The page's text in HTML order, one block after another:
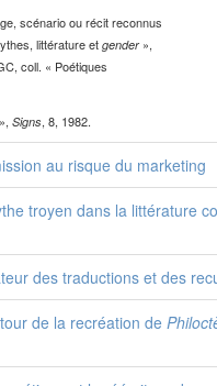
scénario ou récit reconnus
littérature etgender»,
coll. « Poétiques
Signs, 8, 1982.
au risque du marketing
troyen dans la littérature
des traductions et des
de la recréation de